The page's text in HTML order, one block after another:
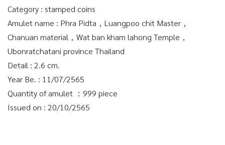
Category : stamped coins
Amulet name : Phra Pidta，Luangpoo chit Master，
Chanuan material，Wat ban kham lahong Temple，
Ubonratchatani province Thailand
Detail : 2.6 cm.
Year Be. : 11/07/2565
Quantity of amulet ：999 piece
Issued on : 20/10/2565